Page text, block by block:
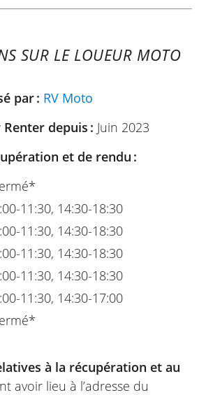
SUR LE LOUEUR MOTO
par : RV Moto
depuis : Juin 2023
et de rendu :
11:30, 14:30-18:30
11:30, 14:30-18:30
11:30, 14:30-18:30
11:30, 14:30-18:30
11:30, 14:30-17:00
à la récupération et au
avoir lieu à l’adresse du